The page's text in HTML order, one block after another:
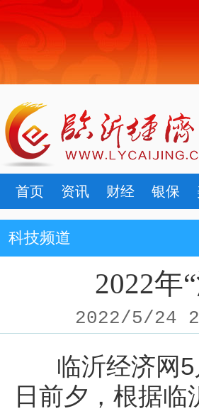
首页 资讯 财经 银保
科技频道
2022年
2022/5/24
临沂经济网5
日前夕，根据